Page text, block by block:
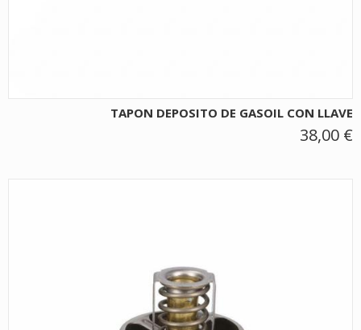
TAPON DEPOSITO DE GASOIL CON LLAVE
38,00 €